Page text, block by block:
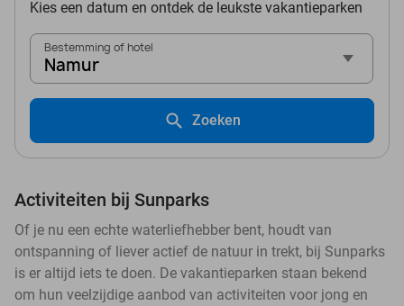
Kies een datum en ontdek de leukste vakantieparken
Bestemming of hotel
Namur
Zoeken
Activiteiten bij Sunparks
Of je nu een echte waterliefhebber bent, houdt van
ontspanning of liever actief de natuur in trekt, bij Sunparks
is er altijd iets te doen. De vakantieparken staan bekend
om hun veelzijdige aanbod van activiteiten voor jong en